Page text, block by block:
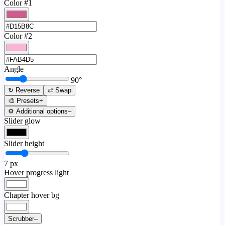
Color #1
Color #2
Angle
90°
↻ Reverse
⇄ Swap
🎨 Presets+
⚙️ Additional options–
Slider glow
Slider height
7 px
Hover progress light
Chapter hover bg
Scrubber–